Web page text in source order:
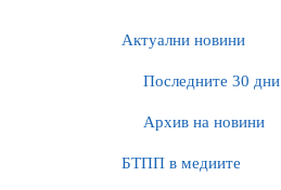
Актуални новини
Последните 30 дни
Архив на новини
БTПП в медиите